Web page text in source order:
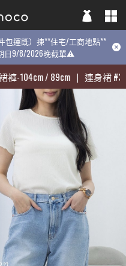
包運既）揀**住宅/工商地點**
日9/8/2026晚截單⚠️
-104cm / 89cm | 連身裙#
包運既）揀**住宅/工商地點**
日9/8/2026晚截單⚠️
-104cm / 89cm | 連身裙#
件包運既）揀**住宅/工商地點**
腰裙褲-104cm / 89cm | 連